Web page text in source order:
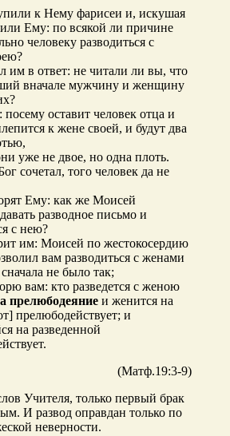
к Нему фарисеи и, искушая
Ему: по всякой ли причине
человеку разводиться с
им в ответ: не читали ли вы, что
вначале мужчину и женщину
посему оставит человек отца и
к жене своей, и будут два
уже не двое, но одна плоть.
сочетал, того человек да не
Ему: как же Моисей
разводное письмо и
с нею?
им: Моисей по жестокосердию
вам разводиться с женами
не было так;
вам: кто разведется с женою
прелюбодеяние и женится на
прелюбодействует; и
на разведенной
(Матф.19:3-9)
Учителя, только первый брак
И развод оправдан только по
неверности.